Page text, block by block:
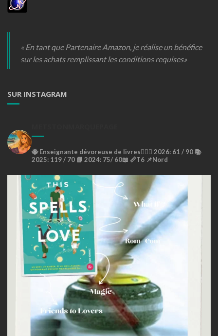
« En tant que Partenaire Amazon, je réalise un bénéfice
sur les achats remplissant les conditions requises»
SUR INSTAGRAM
🐝Enseignante dévoreuse de livres🙇🏼‍♀️ 2026: 61 / 90 📚
2025: 119 / 70 📘 2024: 75/ 60📖 📏T6 📌Nord